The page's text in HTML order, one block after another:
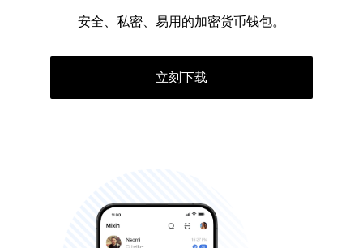
安全、私密、易用的加密货币钱包。
立刻下载